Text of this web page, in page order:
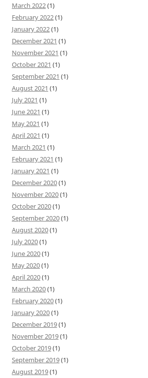
March 2022(1)
February 2022(1)
January 2022(1)
December 2021 (1)
November 2021 (1)
October 2021 (1)
September 2021 (1)
August 2021 (1)
July 2021 (1)
June 2021 (1)
May 2021 (1)
April 2021 (1)
March 2021 (1)
February 2021 (1)
January 2021 (1)
December 2020(1)
November 2020(1)
October 2020(1)
September 2020(1)
August 2020(1)
July 2020(1)
June 2020(1)
May 2020(1)
April 2020(1)
March 2020(1)
February 2020(1)
January 2020(1)
December 2019(1)
November 2019(1)
October 2019(1)
September 2019(1)
August 2019(1)